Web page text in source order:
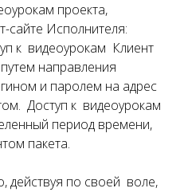
проекта,
Исполнителя:
к видеоурокам Клиент
направления
и паролем на адрес
Доступ к видеоурокам
период времени,
пакета.
действуя по своей воле,